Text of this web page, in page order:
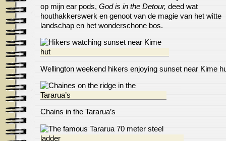
op mijn ear pods, God is in the Detour, deed wat
houthakkerswerk en genoot van de magie van het witte
landschap en het wonderschone bos.
Wellington weekend hikers enjoying sunset near Kime
Chains in the Tararua’s